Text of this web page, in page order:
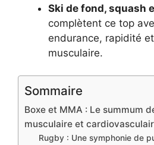
Ski de fond, squash
complètent ce top
endurance, rapidité
musculaire.
Sommaire
Boxe et MMA : Le summum
musculaire et
Rugby : Une symphonie de